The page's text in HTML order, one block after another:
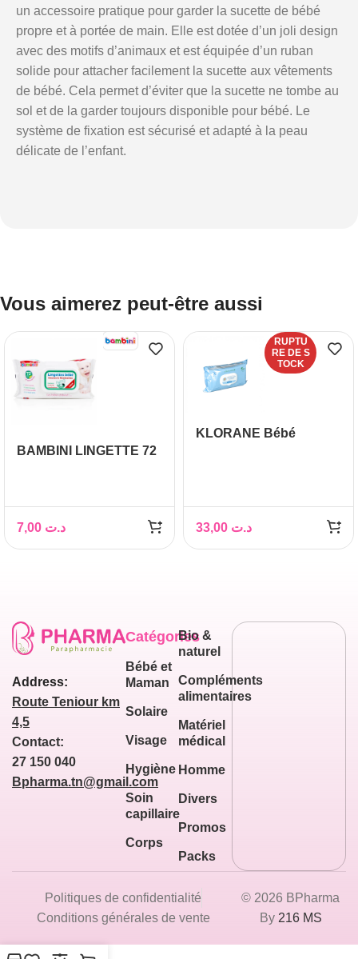
un accessoire pratique pour garder la sucette de bébé
propre et à portée de main. Elle est dotée d’un joli design
avec des motifs d’animaux et est équipée d’un ruban
solide pour attacher facilement la sucette aux vêtements
de bébé. Cela permet d’éviter que la sucette ne tombe au
sol et de la garder toujours disponible pour bébé. Le
système de fixation est sécurisé et adapté à la peau
délicate de l’enfant.
Vous aimerez peut-être aussi
BAMBINI LINGETTE 72
د.ت
RUPTU
RE DE S
TOCK
KLORANE Bébé
د.ت
Address:
Route Teniour km
4,5
Contact:
27 150 040
Bpharma.tn@gmail.com
Catégories
Bébé et
Maman
Solaire
Visage
Hygiène
Soin
capillaire
Corps
Bio &
naturel
Compléments
alimentaires
Matériel
médical
Homme
Divers
Promos
Packs
© 2026 BPharma
By 216 MS
Politiques de confidentialité
Conditions générales de vente